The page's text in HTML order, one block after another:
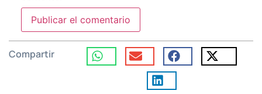
Compartir